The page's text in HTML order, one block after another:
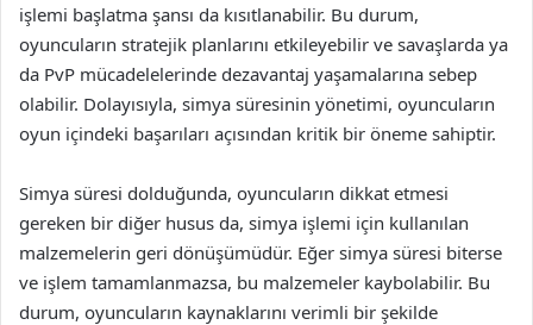
işlemi başlatma şansı da kısıtlanabilir. Bu durum,
oyuncuların stratejik planlarını etkileyebilir ve savaşlarda ya
da PvP mücadelelerinde dezavantaj yaşamalarına sebep
olabilir. Dolayısıyla, simya süresinin yönetimi, oyuncuların
oyun içindeki başarıları açısından kritik bir öneme sahiptir.
Simya süresi dolduğunda, oyuncuların dikkat etmesi
gereken bir diğer husus da, simya işlemi için kullanılan
malzemelerin geri dönüşümüdür. Eğer simya süresi biterse
ve işlem tamamlanmazsa, bu malzemeler kaybolabilir. Bu
durum, oyuncuların kaynaklarını verimli bir şekilde